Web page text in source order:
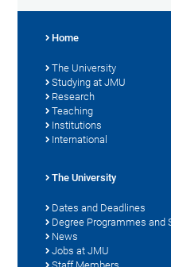
Home
The University
Studying at JMU
Research
Teaching
Institutions
International
The University
Dates and Deadlines
Degree Programmes and
News
Jobs at JMU